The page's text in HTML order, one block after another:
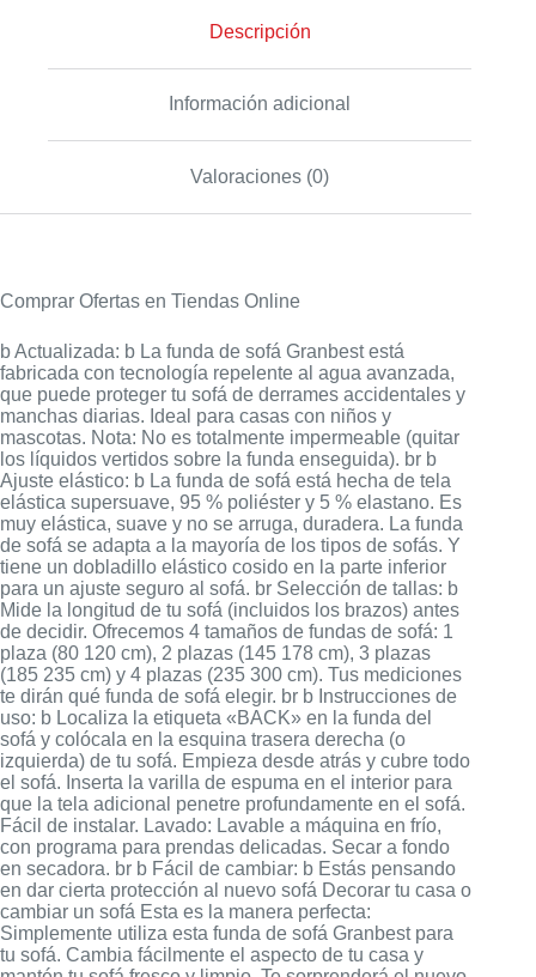
Descripción
Información adicional
Valoraciones (0)
Comprar Ofertas en Tiendas Online
b Actualizada: b La funda de sofá Granbest está
fabricada con tecnología repelente al agua avanzada,
que puede proteger tu sofá de derrames accidentales y
manchas diarias. Ideal para casas con niños y
mascotas. Nota: No es totalmente impermeable (quitar
los líquidos vertidos sobre la funda enseguida). br b
Ajuste elástico: b La funda de sofá está hecha de tela
elástica supersuave, 95 % poliéster y 5 % elastano. Es
muy elástica, suave y no se arruga, duradera. La funda
de sofá se adapta a la mayoría de los tipos de sofás. Y
tiene un dobladillo elástico cosido en la parte inferior
para un ajuste seguro al sofá. br Selección de tallas: b
Mide la longitud de tu sofá (incluidos los brazos) antes
de decidir. Ofrecemos 4 tamaños de fundas de sofá: 1
plaza (80 120 cm), 2 plazas (145 178 cm), 3 plazas
(185 235 cm) y 4 plazas (235 300 cm). Tus mediciones
te dirán qué funda de sofá elegir. br b Instrucciones de
uso: b Localiza la etiqueta «BACK» en la funda del
sofá y colócala en la esquina trasera derecha (o
izquierda) de tu sofá. Empieza desde atrás y cubre todo
el sofá. Inserta la varilla de espuma en el interior para
que la tela adicional penetre profundamente en el sofá.
Fácil de instalar. Lavado: Lavable a máquina en frío,
con programa para prendas delicadas. Secar a fondo
en secadora. br b Fácil de cambiar: b Estás pensando
en dar cierta protección al nuevo sofá Decorar tu casa o
cambiar un sofá Esta es la manera perfecta:
Simplemente utiliza esta funda de sofá Granbest para
tu sofá. Cambia fácilmente el aspecto de tu casa y